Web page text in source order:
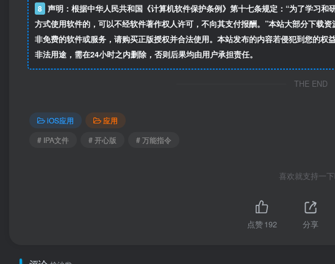
8 声明：根据中华人民共和国《计算机软件保护条例》第十七条规定：“为了学习
方式使用软件的，可以不经软件著作权人许可，不向其支付报酬。”本站大部分下载
非免费的软件或服务，请购买正版授权并合法使用。本站发布的内容若侵犯到您的
非法用途，需在24小时之内删除，否则后果均由用户承担责任。
THE END
iOS应用
应用
# IPA文件
# 开心版 # 万能指令
喜欢就支持一
点赞192 分享